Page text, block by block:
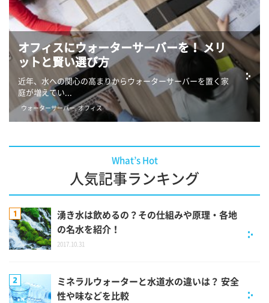
オフィスにウォーターサーバーを！ メリ
ットと賢い選び方
近年、水への関心の高まりからウォーターサーバーを置く家
庭が増えてい...
ウォーターサーバー,オフィス
What’s Hot
人気記事ランキング
湧き水は飲めるの？その仕組みや原理・各地
の名水を紹介！
2017.10.31
ミネラルウォーターと水道水の違いは？ 安全
性や味などを比較